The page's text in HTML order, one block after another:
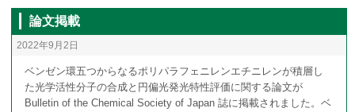
円偏光発光材料の開発：面性不斉シクロファンが拓く材料化学
研究業績
スタッフ
論文掲載
2022年9月2日
ベンゼン環五つからなるポリパラフェニレンエチニレンが積層し
た光学活性分子の合成と円偏光発光特性評価に関する論文が
Bulletin of the Chemical Society of Japan 誌に掲載されました。ベ